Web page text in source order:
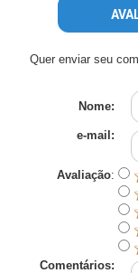
Quer enviar seu
Nome:
e-mail:
Avaliação:
Comentários: